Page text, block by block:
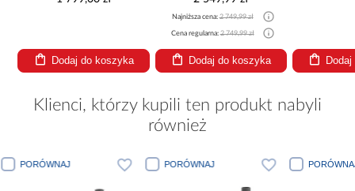
Dodaj do koszyka
Najniższa cena:2 749,99 zł
Cena regularna:2 749,99 zł
Dodaj do koszyka
Klienci, którzy kupili ten produkt nabyli
również
PORÓWNAJ PORÓWNAJ